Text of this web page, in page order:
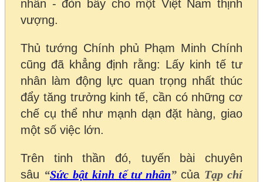
nhân - đòn bẩy cho một Việt Nam thịnh
vượng.
Thủ tướng Chính phủ Phạm Minh Chính
cũng đã khẳng định rằng: Lấy kinh tế tư
nhân làm động lực quan trọng nhất thúc
đẩy tăng trưởng kinh tế, cần có những cơ
chế cụ thể như mạnh dạn đặt hàng, giao
một số việc lớn.
Trên tinh thần đó, tuyến bài chuyên
sâu “Sức bật kinh tế tư nhân”của Tạp chí